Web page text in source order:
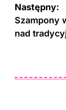
Następny:
Szampony
nad